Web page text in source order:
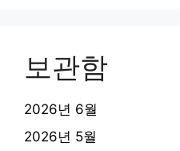
보관함
2026년 6월
2026년 5월